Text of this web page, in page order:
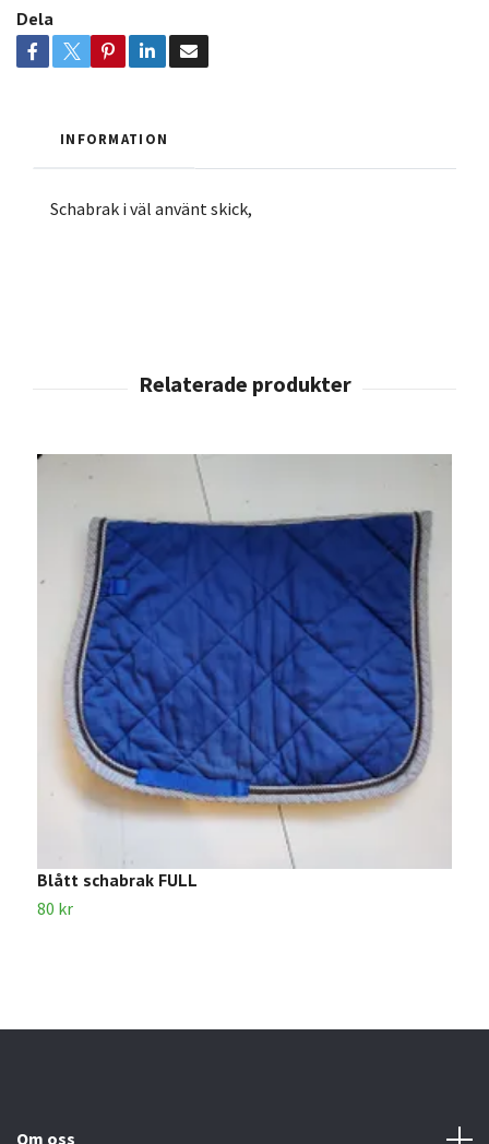
Dela
INFORMATION
Schabrak i väl använt skick,
Blått schabrak FULL
80 kr
Om oss